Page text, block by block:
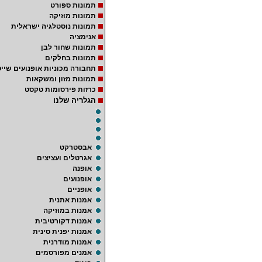
תמונות ספורט
תמונות מוזיקה
תמונות נוסטלגיה ישראלית
אנימציה
תמונות שחור לבן
תמונות בחלקים
תחבורה מכוניות אופנועים
תמונות מזון ומשקאות
כרזות פירסומות טקסט
הגלריה שלנו
אבסטרקט
אגרטלים ועציצים
אופנה
אופנועים
אופניים
אמנות אתנית
אמנות במוזיקה
אמנות דקורטיבית
אמנות יפנית סינית
אמנות מודרנית
אמנים מפורסמים